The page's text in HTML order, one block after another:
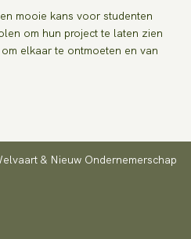
mooie kans voor studenten
om hun project te laten zien
elkaar te ontmoeten en van
& Nieuw Ondernemerschap